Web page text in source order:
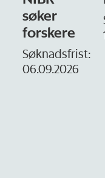
søker
forskere
Søknadsfrist:
06.09.2026